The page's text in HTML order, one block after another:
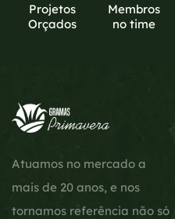
Projetos
Orçados
Membros
no time
Atuamos no mercado a
mais de 20 anos, e nos
tornamos referência não só